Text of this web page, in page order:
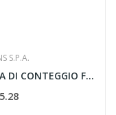
S.P.A.
UNITA DI CONTEGGIO FM350-1 500KHZ - SIEMENS...